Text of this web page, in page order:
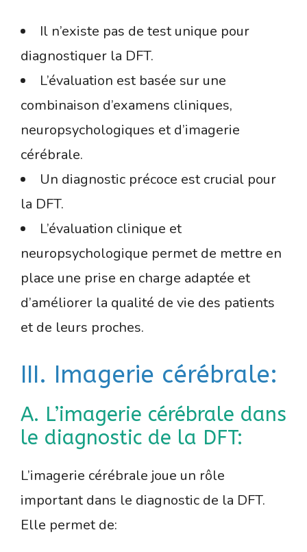
Il n’existe pas de test unique pour
diagnostiquer la DFT.
L’évaluation est basée sur une
combinaison d’examens cliniques,
neuropsychologiques et d’imagerie
cérébrale.
Un diagnostic précoce est crucial pour
la DFT.
L’évaluation clinique et
neuropsychologique permet de mettre en
place une prise en charge adaptée et
d’améliorer la qualité de vie des patients
et de leurs proches.
III. Imagerie cérébrale:
A. L’imagerie cérébrale dans
le diagnostic de la DFT:
L’imagerie cérébrale joue un rôle
important dans le diagnostic de la DFT.
Elle permet de: